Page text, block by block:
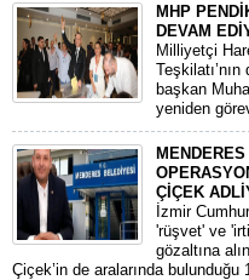
MHP
DEVAM
​Milliyetçi
başkan
yeniden
ÇİÇEK
​İzmir
'rüşvet' ve
gözaltına
Çiçek’in de aralarında